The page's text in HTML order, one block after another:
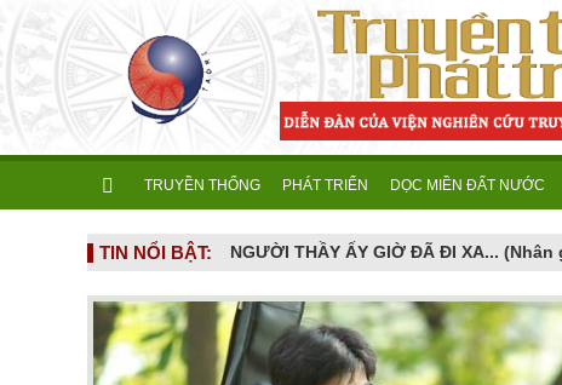
TRUYỀN THỐNG PHÁT TRIỂN DỌC MIỀN ĐẤT NƯỚC
TIN NỔI BẬT:
NGƯỜI CAO TUỔI VÀ NHỮNG CẠM BẪY DỊCH VỤ HIỆN ĐẠI - Khi khát vọng sống vui ở tuổi già bị dẫn dụ vào mê cung hợp đồng kỳ nghỉ